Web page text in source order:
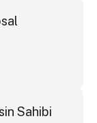
Sahibi